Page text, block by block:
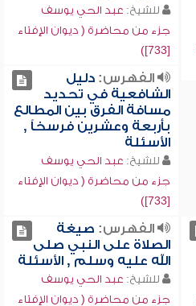
للشيخ: عبد الحي يوسف
جزء من محاضرة ( ديوان الإفتاء
[733])
الفهرس:دليل
الشافعية في تحديد
مسافة الفرق بين المطالع
بأربعة وعشرين فرسخاً ,
الأسئلة
للشيخ: عبد الحي يوسف
جزء من محاضرة ( ديوان الإفتاء
[733])
الفهرس: صيغة
الصلاة على النبي صلى
الله عليه وسلم , الأسئلة
للشيخ: عبد الحي يوسف
جزء من محاضرة ( ديوان الإفتاء